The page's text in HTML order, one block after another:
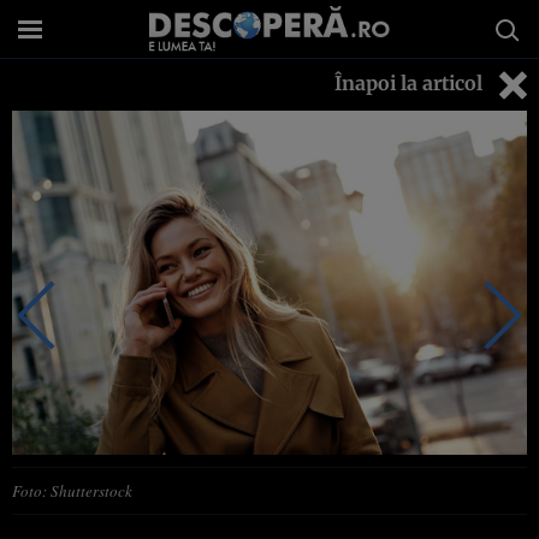
Înapoi la articol
Foto: Shutterstock